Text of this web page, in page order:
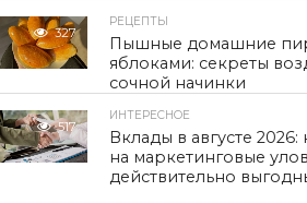
327
РЕЦЕПТЫ
Пышные домашние
яблоками: секреты
сочной начинки
517
ИНТЕРЕСНОЕ
Вклады в августе 2026:
на маркетинговые
действительно